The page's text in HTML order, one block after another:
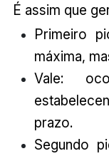
É assim que
Primeiro
máxima,
Vale:
prazo.
Segundo